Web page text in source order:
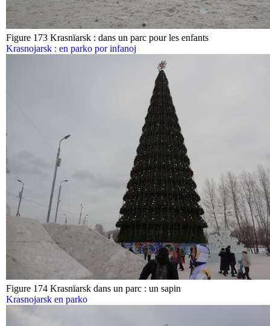
Figure 173 Krasnïarsk : dans un parc pour les enfants
Krasnojarsk : en parko por infanoj
Figure 174 Krasnïarsk dans un parc : un sapin
Krasnojarsk en parko